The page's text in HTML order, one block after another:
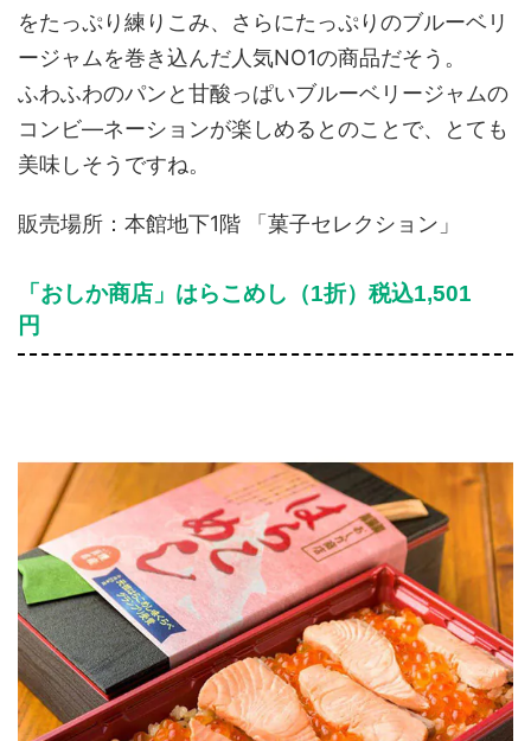
をたっぷり練りこみ、さらにたっぷりのブルーベリ
ージャムを巻き込んだ人気NO1の商品だそう。
ふわふわのパンと甘酸っぱいブルーベリージャムの
コンビ―ネーションが楽しめるとのことで、とても
美味しそうですね。
販売場所：本館地下1階 「菓子セレクション」
「おしか商店」はらこめし（1折）税込1,501
円